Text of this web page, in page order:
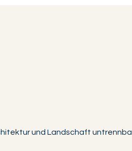
und Landschaft